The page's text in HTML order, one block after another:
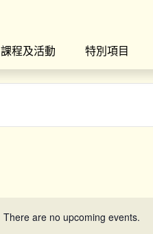
課程及活動 特別項目
There are no upcoming events.